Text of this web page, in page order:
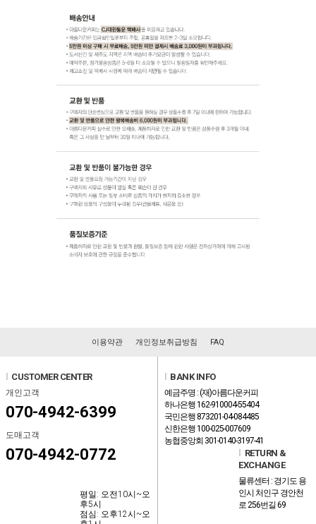
이용약관 개인정보취급방침 FAQ
CUSTOMER CENTER
개인고객
070-4942-6399
도매고객
070-4942-0772
평일: 오전10시~오
후5시
점심: 오후12시~오
BANK INFO
예금주명 : (재)아름다운커피
하나은행 162-910004-55404
국민은행 873201-04-084485
신한은행 100-025-007609
농협중앙회 301-0140-3197-41
RETURN &
EXCHANGE
물류센터 : 경기도 용
인시 처인구 경안천
로 256번길 69